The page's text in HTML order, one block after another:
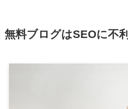
無料ブログはSEOに不利